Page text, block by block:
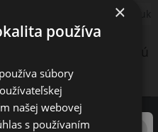
Špeciálne ponuky
vyhľadávania nie sú
×
používa
súbory
našej webovej
s používaním